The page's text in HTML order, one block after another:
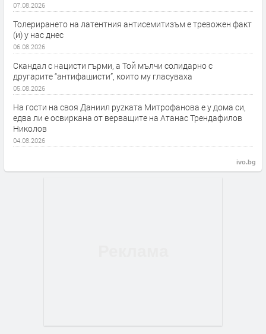
07.08.2026
Толерирането на латентния антисемитизъм е тревожен факт
(и) у нас днес
06.08.2026
Скандал с нацисти гърми, а Той мълчи солидарно с
другарите “антифашисти”, които му гласуваха
05.08.2026
На гости на своя Даниил руzката Митрофанова е у дома си,
едва ли е освиркана от верващите на Атанас Трендафилов
Николов
04.08.2026
ivo.bg